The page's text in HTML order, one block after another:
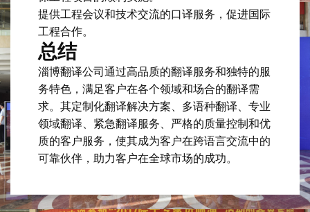
提供工程会议和技术交流的口译服务，促进国际
工程合作。
总结
淄博翻译公司通过高品质的翻译服务和独特的服
务特色，满足客户在各个领域和场合的翻译需
求。其定制化翻译解决方案、多语种翻译、专业
领域翻译、紧急翻译服务、严格的质量控制和优
质的客户服务，使其成为客户在跨语言交流中的
可靠伙伴，助力客户在全球市场的成功。